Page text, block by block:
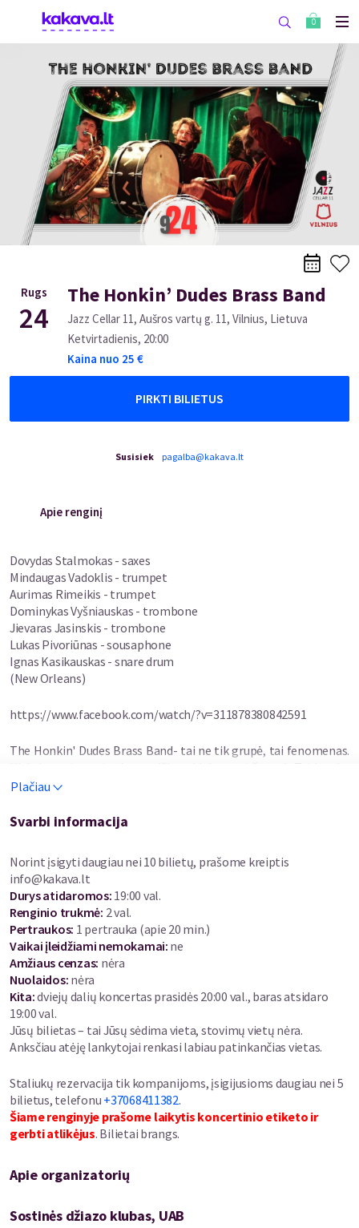
0
Rugs
24
The Honkin’ Dudes Brass Band
Jazz Cellar 11, Aušros vartų g. 11, Vilnius, Lietuva
Ketvirtadienis, 20:00
Kaina nuo 25 €
PIRKTI BILIETUS
Susisiek pagalba@kakava.lt
Apie renginį
Dovydas Stalmokas - saxes
Mindaugas Vadoklis - trumpet
Aurimas Rimeikis - trumpet
Dominykas Vyšniauskas - trombone
Jievaras Jasinskis - trombone
Lukas Pivoriūnas - sousaphone
Ignas Kasikauskas - snare drum
(New Orleans)
https://www.facebook.com/watch/?v=311878380842591
The Honkin' Dudes Brass Band- tai ne tik grupė, tai fenomenas.
gero linksmiausias ir labiausiai netikėtas metų jazz vakarėlis
pasirodo iš niekur, atsineša su savimi ne tik savo instrumentus,
grojantys skirtinguose projektuose, tačiau šis projektas
kiekvienam iš jų yra ypatingas.
Puoselėdami džiazo ištakas - Naujojo Orleano marširuojančių
orkestrų tradicijas, The Honkin’ Dudes, išsaugo geriausius jų
tradicijas bei papildo jas moderniais skambėsiais, prikeldami šį
žanrą naujam gyvenimui. Greitai išpopuliarėję džiazo mylėtojų
rate, jie yra tarsi džiazo ambasadoriai, užkrečiantys vis daugiau
klausytojų meile džiazui.
Pirmieji 30 bilietų - pigiau.
“Jazz Cellar 11” klubo dainyklos projektą iš dalies finansuoja
Vilniaus miesto savivaldybė.
Plačiau
Svarbi informacija
Norint įsigyti daugiau nei 10 bilietų, prašome kreiptis
info@kakava.lt
Durys atidaromos: 19:00 val.
Renginio trukmė: 2 val.
Pertraukos: 1 pertrauka (apie 20 min.)
Vaikai įleidžiami nemokamai: ne
Amžiaus cenzas: nėra
Nuolaidos: nėra
Kita:dviejų dalių koncertas prasidės 20:00 val., baras atsidaro
19:00 val.
Jūsų bilietas – tai Jūsų sėdima vieta, stovimų vietų nėra.
Anksčiau atėję lankytojai renkasi labiau patinkančias vietas .
Staliukų rezervacija tik kompanijoms, įsigijusioms daugiau nei 5
bilietus, telefonu +37068411382.
Šiame renginyje prašome laikytis koncertinio etiketo ir
gerbti atlikėjus. Bilietai brangs.
Apie organizatorių
Sostinės džiazo klubas, UAB